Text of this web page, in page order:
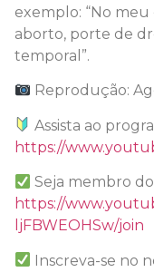
exemplo: “No
aborto, porte de
temporal”.
Reprodução:
Assista ao
https://
Seja membro
https://
ljFBWEOHSw/join
Inscreva-se no